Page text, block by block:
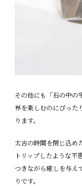
その他にも「石の中の
界を楽しむのにぴった
ります。
太古の時間を閉じ込め
トリップしたような
つきながら癒しを与え
りです。